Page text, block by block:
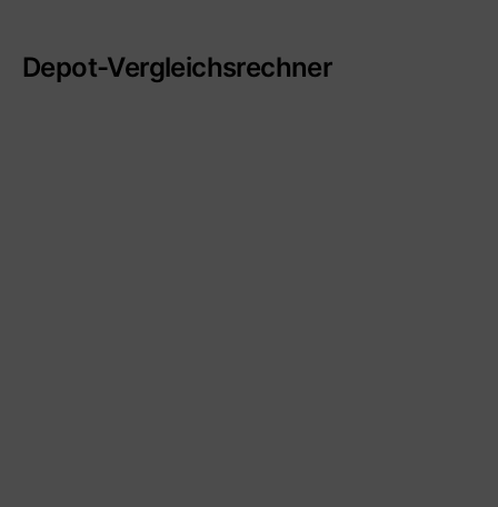
Depot-Vergleichsrechner